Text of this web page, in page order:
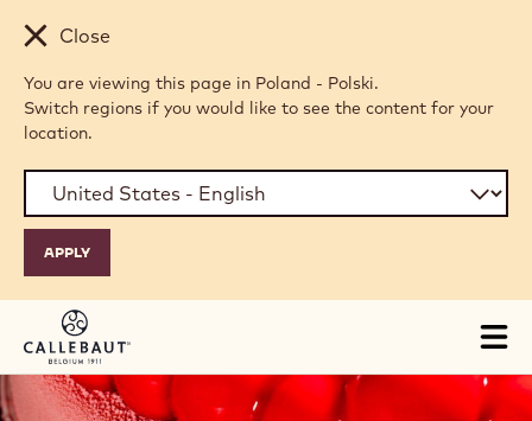
Skip to main content
Close
You are viewing this page in Poland - Polski.
Switch regions if you would like to see the content for your
location.